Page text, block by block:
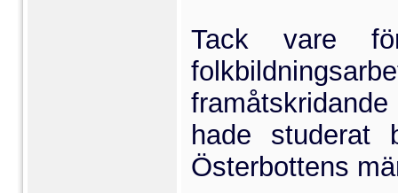
Tack vare
hade studerat
Österbottens